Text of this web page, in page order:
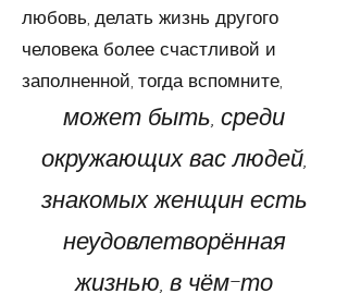
любовь, делать жизнь другого
человека ­более счастливой и
заполненной, тогда вспомните,
может быть, среди
окружающих вас людей,
знакомых женщин есть
неудовлетворённая
жизнью, в чём-то